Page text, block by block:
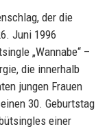
der die
Juni 1996
„Wannabe“ –
die innerhalb
jungen Frauen
30. Geburtstag
einer